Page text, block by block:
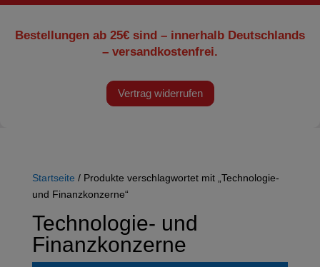
Bestellungen ab 25€ sind – innerhalb Deutschlands
– versandkostenfrei.
Vertrag widerrufen
Startseite / Produkte verschlagwortet mit „Technologie-
und Finanzkonzerne“
Technologie- und
Finanzkonzerne